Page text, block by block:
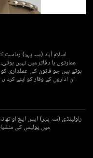
اسلام آباد (سہ پہر)
عمارتوں یا دفاتر میں نہیں
ہوتے ہیں جو قانون کی عملداری
ان اداروں کے وقار کو اپنے
راولپنڈی (سہ پہر) ایس ایچ او
میں پولیس کی